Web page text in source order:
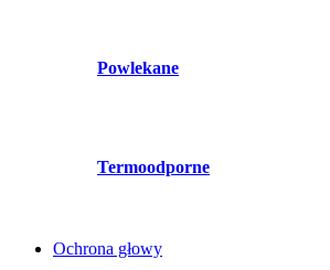
Powlekane
Termoodporne
Ochrona głowy